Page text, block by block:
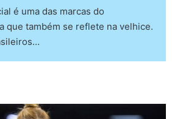
é uma das marcas do
que também se reflete na velhice.